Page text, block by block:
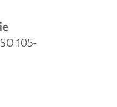
105-